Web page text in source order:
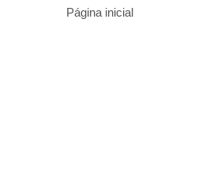
Página inicial